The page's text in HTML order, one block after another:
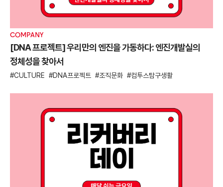
COMPANY
[DNA 프로젝트] 우리만의 엔진을 가동하다: 엔진개발실의
정체성을 찾아서
CULTURE DNA프로젝트 조직문화 컴투스탐구생활